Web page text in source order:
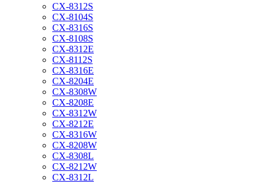
CX-8312S
CX-8104S
CX-8316S
CX-8108S
CX-8312E
CX-8112S
CX-8316E
CX-8204E
CX-8308W
CX-8208E
CX-8312W
CX-8212E
CX-8316W
CX-8208W
CX-8308L
CX-8212W
CX-8312L